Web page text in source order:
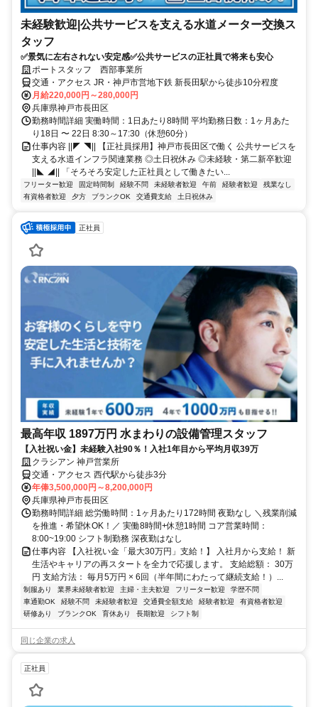
未経験歓迎|公共サービスを支える水道メーター交換ス
タッフ
✅景気に左右されない安定感✅公共サービスの正社員で将来も安心
ポートスタッフ 西部事業所
交通・アクセス JR・神戸市営地下鉄 新長田駅から徒歩10分程度
月給220,000円～280,000円
兵庫県神戸市長田区
勤務時間詳細 実働時間：1日あたり8時間 平均勤務日数：1ヶ月あた
り18日 〜 22日 8:30～17:30（休憩60分）
仕事内容 ||◤ ◥|| 【正社員採用】神戸市長田区で働く 公共サービスを
支える水道インフラ関連業務 ◎土日祝休み ◎未経験・第二新卒歓迎
||◣ ◢|| 「そろそろ安定した正社員として働きたい...
フリーター歓迎 固定時間制 経験不問 未経験者歓迎 午前 経験者歓迎
残業なし
有資格者歓迎
夕方 ブランクOK 交通費支給 土日祝休み
正社員
最高年収 1897万円 水まわりの設備管理スタッフ
【入社祝い金】未経験入社90％！入社1年目から平均月収39万
クラシアン 神戸営業所
交通・アクセス 西代駅から徒歩3分
年俸3,500,000円～8,200,000円
兵庫県神戸市長田区
勤務時間詳細 総労働時間：1ヶ月あたり172時間 夜勤なし ＼残業削減
を推進・希望休OK！／ 実働8時間+休憩1時間 コア営業時間：
8:00~19:00 シフト制勤務 深夜勤はなし
仕事内容 【入社祝い金「最大30万円」支給！】 入社月から支給！ 新
生活やキャリアの再スタートを全力で応援します。 支給総額： 30万
円 支給方法： 毎月5万円 × 6回（半年間にわたって継続支給！）...
制服あり 業界未経験者歓迎 主婦・主夫歓迎 フリーター歓迎
学歴不問
車通勤OK
経験不問 未経験者歓迎 交通費全額支給 経験者歓迎
有資格者歓迎
研修あり
ブランクOK 育休あり 長期歓迎 シフト制
同じ企業の求人
正社員